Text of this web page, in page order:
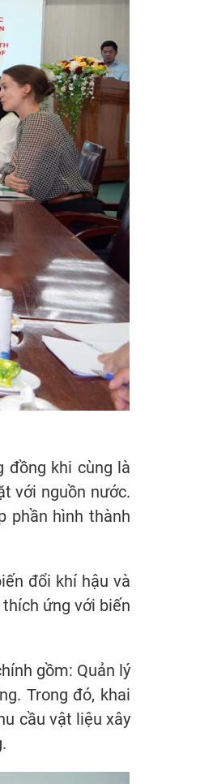
đồng khi cùng là
với nguồn nước.
phần hình thành
đổi khí hậu và
ứng với biến
gồm: Quản lý
Trong đó, khai
cầu vật liệu xây